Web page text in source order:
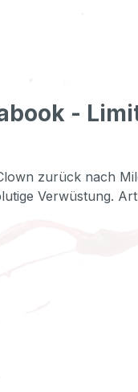
-
zurück nach
Verwüstung.